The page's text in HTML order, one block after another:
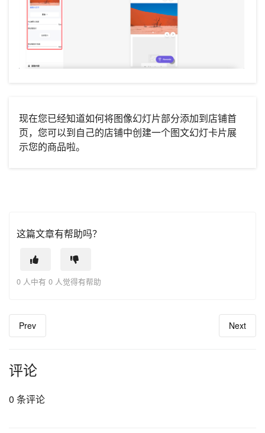
现在您已经知道如何将图像幻灯片部分添加到店铺首
页，您可以到自己的店铺中创建一个图文幻灯卡片展
示您的商品啦。
这篇文章有帮助吗？
0 人中有 0 人觉得有帮助
Prev Next
评论
0 条评论